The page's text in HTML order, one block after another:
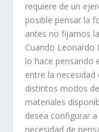
requiere de un
posible pensar la
antes no fijamos
Cuando Leonardo
lo hace pensando
entre la
distintos modos
materiales
desea configurar
necesidad de